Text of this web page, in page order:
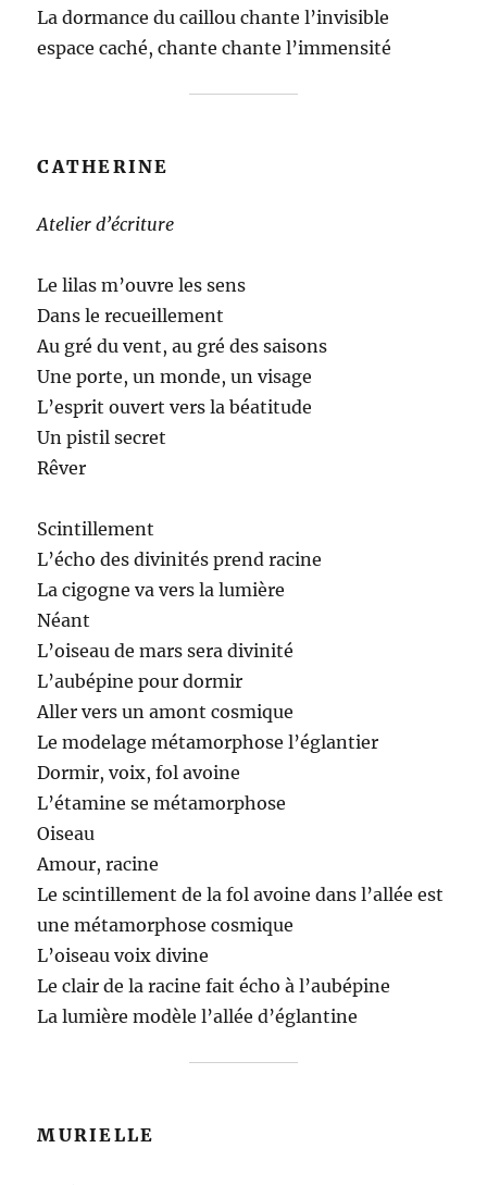
La dormance du caillou chante l’invisible
espace caché, chante chante l’immensité
CATHERINE
Atelier d’écriture
Le lilas m’ouvre les sens
Dans le recueillement
Au gré du vent, au gré des saisons
Une porte, un monde, un visage
L’esprit ouvert vers la béatitude
Un pistil secret
Rêver
Scintillement
L’écho des divinités prend racine
La cigogne va vers la lumière
Néant
L’oiseau de mars sera divinité
L’aubépine pour dormir
Aller vers un amont cosmique
Le modelage métamorphose l’églantier
Dormir, voix, fol avoine
L’étamine se métamorphose
Oiseau
Amour, racine
Le scintillement de la fol avoine dans l’allée est
une métamorphose cosmique
L’oiseau voix divine
Le clair de la racine fait écho à l’aubépine
La lumière modèle l’allée d’églantine
MURIELLE